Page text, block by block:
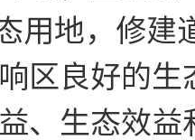
用地，修建
区良好的
、生态效益